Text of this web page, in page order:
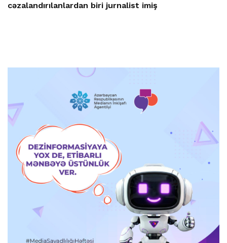
cəzalandırılanlardan biri jurnalist imiş